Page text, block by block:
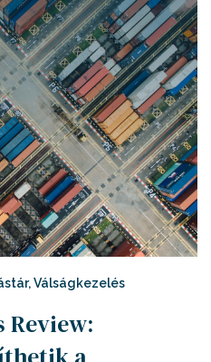
,Válságkezelés
Review: